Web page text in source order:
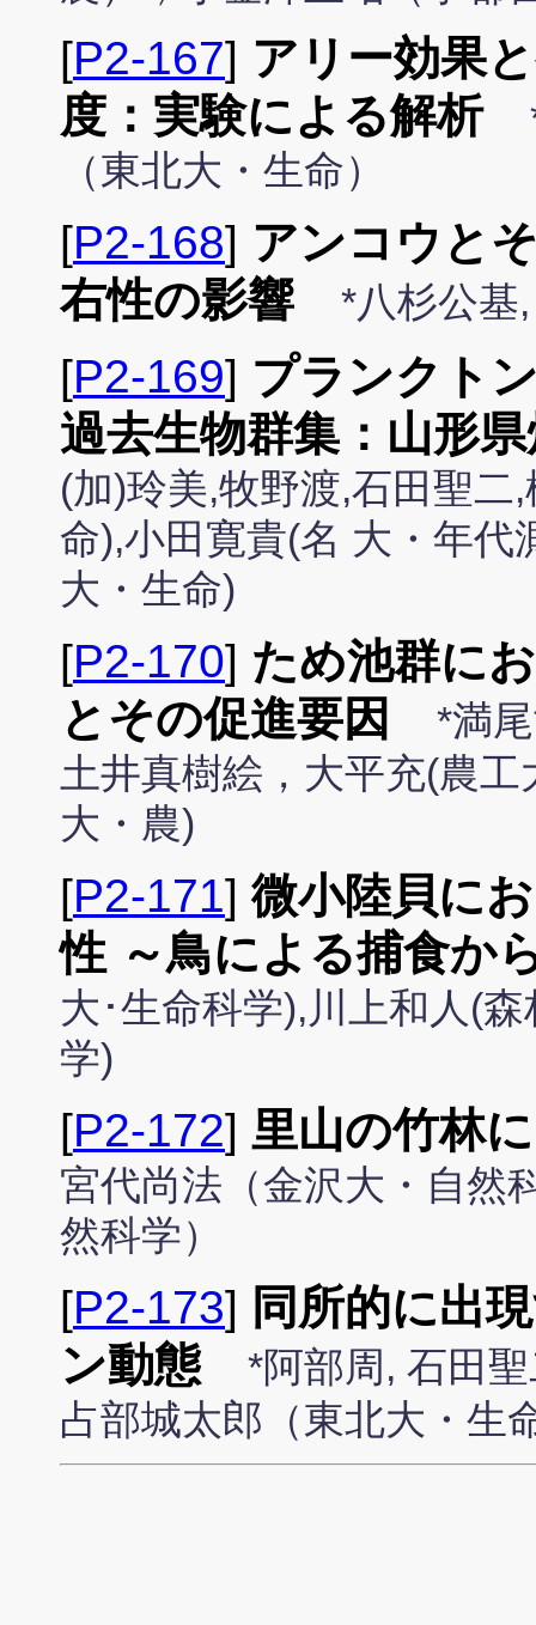
[P2-167] アリー効果
度：実験による解析
（東北大・生命）
[P2-168] アンコウと
右性の影響
*八杉公基
[P2-169] プランクト
過去生物群集：山形
(加)玲美,牧野渡,石田聖二
命),小田寛貴(名 大・年
大・生命)
[P2-170] ため池群に
とその促進要因
*満
土井真樹絵，大平充(農
大・農)
[P2-171]微小陸貝に
性 ～鳥による捕食か
大･生命科学),川上和人(
学)
[P2-172] 里山の竹林
宮代尚法（金沢大・自然
然科学）
[P2-173] 同所的に出
ン動態
*阿部周, 石田
占部城太郎（東北大・